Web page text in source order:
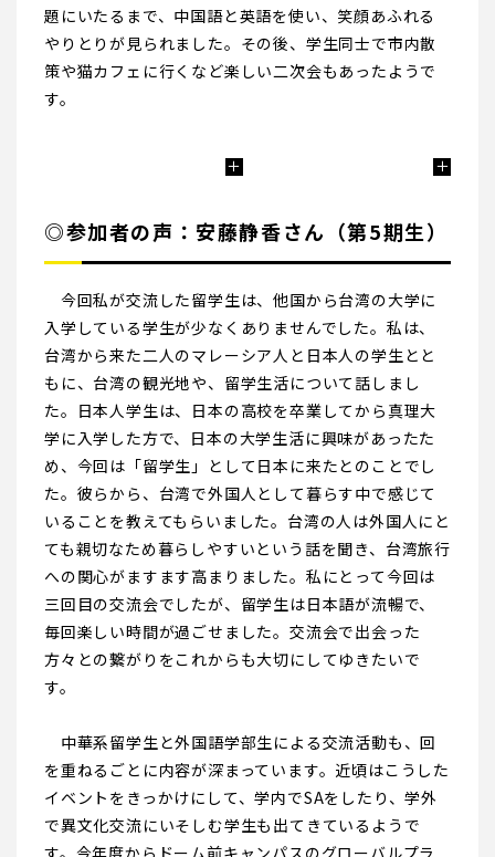
題にいたるまで、中国語と英語を使い、笑顔あふれる
やりとりが見られました。その後、学生同士で市内散
策や猫カフェに行くなど楽しい二次会もあったようで
す。
◎参加者の声：安藤静香さん（第5期生）
今回私が交流した留学生は、他国から台湾の大学に
入学している学生が少なくありませんでした。私は、
台湾から来た二人のマレーシア人と日本人の学生とと
もに、台湾の観光地や、留学生活について話しまし
た。日本人学生は、日本の高校を卒業してから真理大
学に入学した方で、日本の大学生活に興味があったた
め、今回は「留学生」として日本に来たとのことでし
た。彼らから、台湾で外国人として暮らす中で感じて
いることを教えてもらいました。台湾の人は外国人にと
ても親切なため暮らしやすいという話を聞き、台湾旅行
への関心がますます高まりました。私にとって今回は
三回目の交流会でしたが、留学生は日本語が流暢で、
毎回楽しい時間が過ごせました。交流会で出会った
方々との繋がりをこれからも大切にしてゆきたいで
す。
中華系留学生と外国語学部生による交流活動も、回
を重ねるごとに内容が深まっています。近頃はこうした
イベントをきっかけにして、学内でSAをしたり、学外
で異文化交流にいそしむ学生も出てきているようで
す。今年度からドーム前キャンパスのグローバルプラ